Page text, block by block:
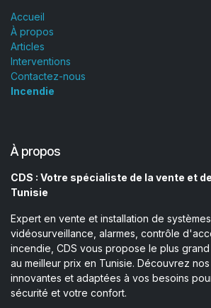
Accueil
À propos
Articles
Interventions
Contactez-nous
Incendie
À propos
CDS : Votre spécialiste de la vente et
Tunisie
Expert en vente et installation de
vidéosurveillance, alarmes, contrôle
incendie, CDS vous propose le plus
au meilleur prix en Tunisie. Découvrez
innovantes et adaptées à vos besoins
sécurité et votre confort.